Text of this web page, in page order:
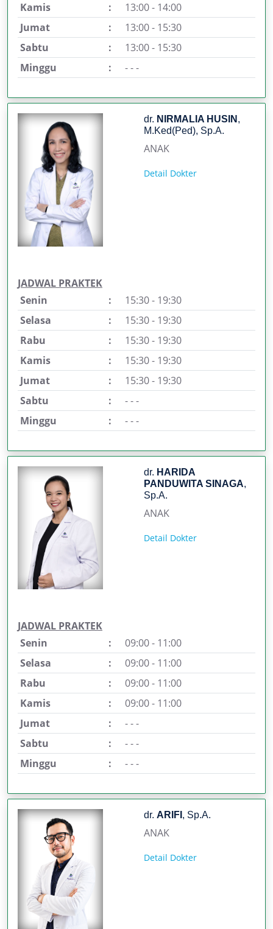
Kamis
:
13:00 - 14:00
Jumat
:
13:00 - 15:30
Sabtu
:
13:00 - 15:30
Minggu
: - - -
dr. NIRMALIA HUSIN ,
M.Ked(Ped), Sp.A.
ANAK
Detail Dokter
JADWAL PRAKTEK
Senin
:
15:30 - 19:30
Selasa
:
15:30 - 19:30
Rabu
:
15:30 - 19:30
Kamis
:
15:30 - 19:30
Jumat
:
15:30 - 19:30
Sabtu
:
- - -
Minggu
: - - -
dr. HARIDA
PANDUWITA SINAGA,
Sp.A.
ANAK
Detail Dokter
JADWAL PRAKTEK
Senin
:
09:00 - 11:00
Selasa
:
09:00 - 11:00
Rabu
:
09:00 - 11:00
Kamis
:
09:00 - 11:00
Jumat
:
- - -
Sabtu
:
- - -
Minggu
: - - -
dr. ARIFI , Sp.A.
ANAK
Detail Dokter